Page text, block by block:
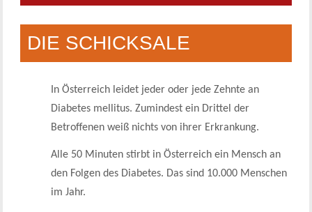
DIE SCHICKSALE
In Österreich leidet jeder oder jede Zehnte an
Diabetes mellitus. Zumindest ein Drittel der
Betroffenen weiß nichts von ihrer Erkrankung.
Alle 50 Minuten stirbt in Österreich ein Mensch an
den Folgen des Diabetes. Das sind 10.000 Menschen
im Jahr.